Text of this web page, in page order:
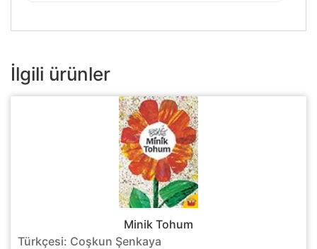
İlgili ürünler
Minik Tohum
Türkçesi: Coşkun Şenkaya